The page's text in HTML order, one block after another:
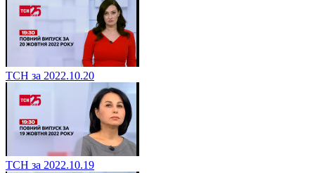
ТСН за 2022.10.20
ТСН за 2022.10.19